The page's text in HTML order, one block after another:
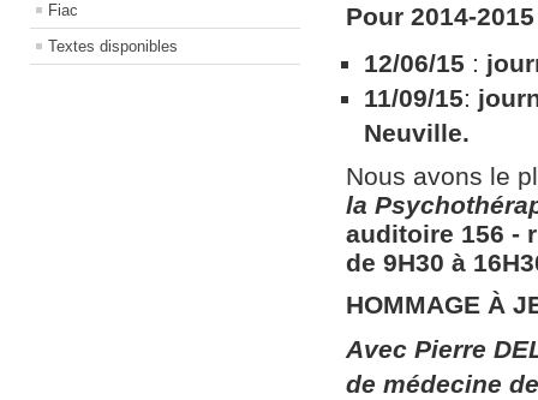
Fiac
Textes disponibles
Pour 2014-
12/06/15 :
11/09/15:
Neuville.
Nous avons le
la
auditoire 156​ ​-
de 9H30 à
HOMMAGE À
Avec Pierre
de médecine